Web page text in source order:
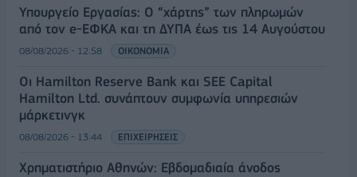
Υπουργείο Εργασίας: Ο “χάρτης” των πληρωμών
από τον e-ΕΦΚΑ και τη ΔΥΠΑ έως τις 14 Αυγούστου
08/08/2026 - 12:58 ΟΙΚΟΝΟΜΙΑ
Οι Hamilton Reserve Bank και SEE Capital
Hamilton Ltd. συνάπτουν συμφωνία υπηρεσιών
μάρκετινγκ
08/08/2026 - 13:44 ΕΠΙΧΕΙΡΗΣΕΙΣ
Χρηματιστήριο Αθηνών: Εβδομαδιαία άνοδος